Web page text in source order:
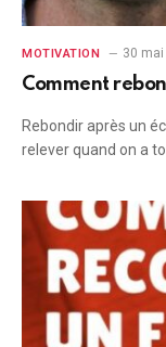
MOTIVATION 30
Comment
Rebondir après un
relever quand on a